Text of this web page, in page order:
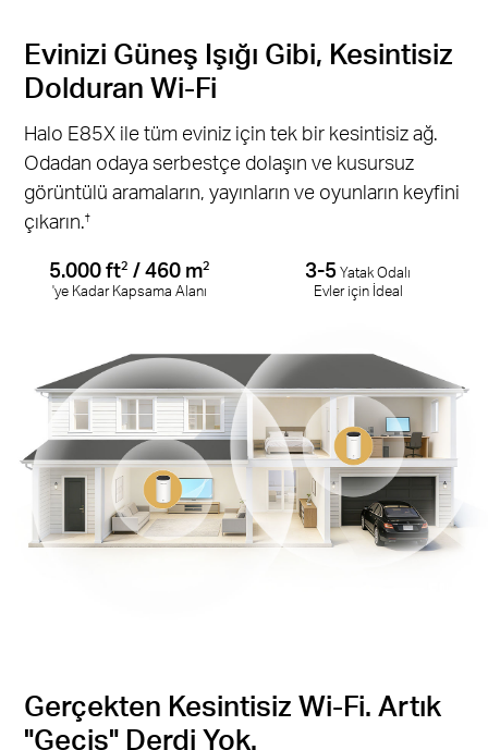
Evinizi Güneş Işığı Gibi, Kesintisiz
Dolduran Wi-Fi
Halo E85X ile tüm eviniz için tek bir kesintisiz ağ.
Odadan odaya serbestçe dolaşın ve kusursuz
görüntülü aramaların, yayınların ve oyunların keyfini
çıkarın.†
5.000 ft2 / 460 m2
'ye Kadar Kapsama Alanı
3-5Yatak Odalı
Evler için İdeal
Gerçekten Kesintisiz Wi-Fi. Artık
"Geçiş" Derdi Yok.